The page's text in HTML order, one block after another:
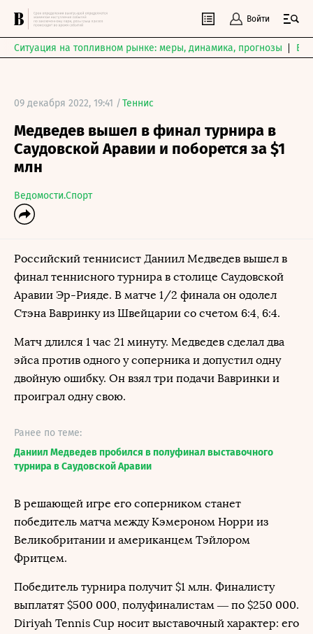
Войти
Ситуация на топливном рынке: меры, динамика, прогнозы
09 декабря 2022, 19:41 /Теннис
Медведев вышел в финал турнира в
Саудовской Аравии и поборется за $1
млн
Ведомости.Спорт
Российский теннисист Даниил Медведев вышел в
финал теннисного турнира в столице Саудовской
Аравии Эр-Рияде. В матче 1/2 финала он одолел
Стэна Вавринку из Швейцарии со счетом 6:4, 6:4.
Матч длился 1 час 21 минуту. Медведев сделал два
эйса против одного у соперника и допустил одну
двойную ошибку. Он взял три подачи Вавринки и
проиграл одну свою.
Ранее по теме:
Даниил Медведев пробился в полуфинал выставочного
турнира в Саудовской Аравии
В решающей игре его соперником станет
победитель матча между Кэмероном Норри из
Великобритании и американцем Тэйлором
Фритцем.
Победитель турнира получит $1 млн. Финалисту
выплатят $500 000, полуфиналистам — по $250 000.
Diriyah Tennis Cup носит выставочный характер: его